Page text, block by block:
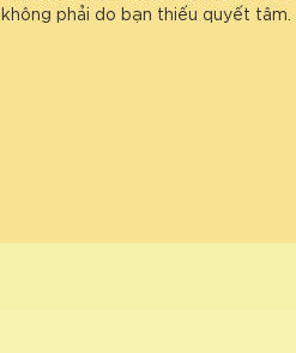
không phải do bạn thiếu quyết tâm.